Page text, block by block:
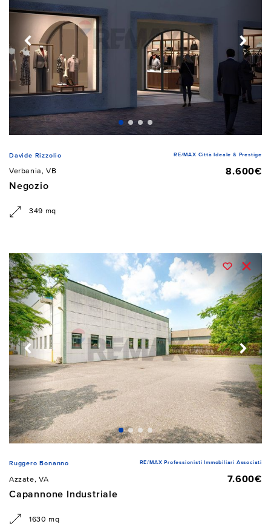
Davide Rizzolio RE/MAX Città Ideale & Prestige
Verbania, VB
8.600€
Negozio
349 mq
Ruggero Bonanno RE/MAX Professionisti Immobiliari Associati
Azzate, VA
7.600€
Capannone Industriale
1630 mq